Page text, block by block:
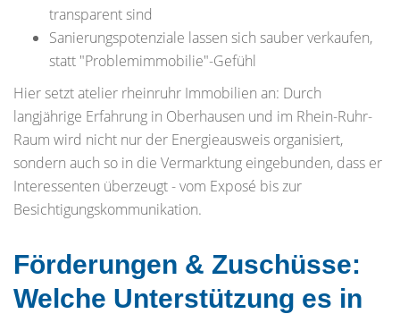
transparent sind
Sanierungspotenziale lassen sich sauber verkaufen,
statt "Problemimmobilie"-Gefühl
Hier setzt atelier rheinruhr Immobilien an: Durch
langjährige Erfahrung in Oberhausen und im Rhein-Ruhr-
Raum wird nicht nur der Energieausweis organisiert,
sondern auch so in die Vermarktung eingebunden, dass er
Interessenten überzeugt - vom Exposé bis zur
Besichtigungskommunikation.
Förderungen & Zuschüsse:
Welche Unterstützung es in